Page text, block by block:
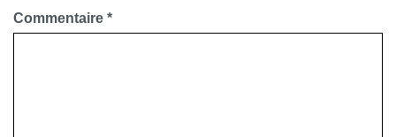
Commentaire *